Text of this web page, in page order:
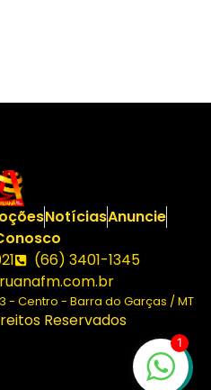
NotíciasAnuncie
(66) 3401-1345
- Centro - Barra do Garças / MT
Reservados
1